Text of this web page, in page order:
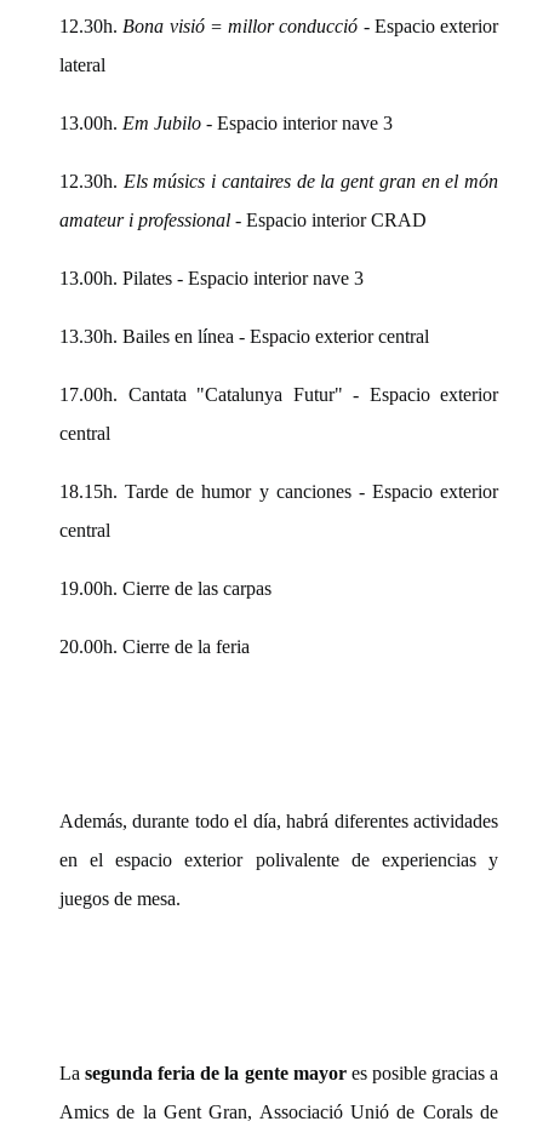
12.30h. Bona visió = millor conducció - Espacio exterior
lateral
13.00h. Em Jubilo - Espacio interior nave 3
12.30h. Els músics i cantaires de la gent gran en el món
amateur i professional - Espacio interior CRAD
13.00h. Pilates - Espacio interior nave 3
13.30h. Bailes en línea - Espacio exterior central
17.00h. Cantata "Catalunya Futur" - Espacio exterior
central
18.15h. Tarde de humor y canciones - Espacio exterior
central
19.00h. Cierre de las carpas
20.00h. Cierre de la feria
Además, durante todo el día, habrá diferentes actividades
en el espacio exterior polivalente de experiencias y
juegos de mesa.
La segunda feria de la gente mayores posible gracias a
Amics de la Gent Gran, Associació Unió de Corals de